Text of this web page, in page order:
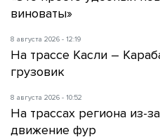
виноваты»
8 августа 2026 - 12:19
На трассе Касли –
грузовик
8 августа 2026 - 10:52
На трассах региона из-
движение фур